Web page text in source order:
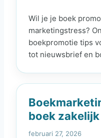
Wil je je boek
marketingstress?
boekpromotie tips
tot nieuwsbrief en
boek
februari 27, 2026